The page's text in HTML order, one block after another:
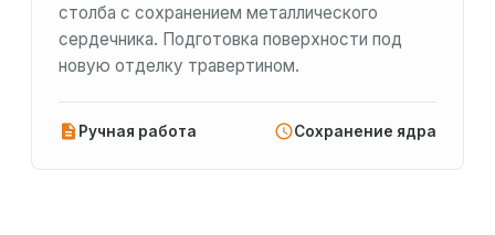
столба с сохранением металлического
сердечника. Подготовка поверхности под
новую отделку травертином.
Ручная работа Сохранение ядра